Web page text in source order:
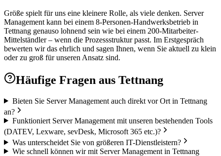
Größe spielt für uns eine kleinere Rolle, als viele denken. Server
Management kann bei einem 8-Personen-Handwerksbetrieb in
Tettnang genauso lohnend sein wie bei einem 200-Mitarbeiter-
Mittelständler – wenn die Prozessstruktur passt. Im Erstgespräch
bewerten wir das ehrlich und sagen Ihnen, wenn Sie aktuell zu klein
oder zu groß für unseren Ansatz sind.
Häufige Fragen aus Tettnang
Bieten Sie Server Management auch direkt vor Ort in Tettnang
an?
Funktioniert Server Management mit unseren bestehenden Tools
(DATEV, Lexware, sevDesk, Microsoft 365 etc.)?
Was unterscheidet Sie von größeren IT-Dienstleistern?
Wie schnell können wir mit Server Management in Tettnang